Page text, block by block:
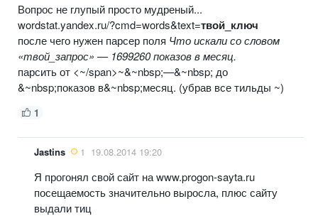
Вопрос не глупый просто мудреный...
wordstat.yandex.ru/?cmd=words&text=твой_ключ
после чего нужен парсер поля Что искали со словом
«твой_запрос» — 1699260 показов в месяц.
парсить от <~/span>~&~nbsp;—&~nbsp; до
&~nbsp;показов в&~nbsp;месяц. (убрав все тильды ~)
1
Jastins 1 19.08.2014 19:20
Я прогонял свой сайт на www.progon-sayta.ru
посещаемость значительно выросла, плюс сайту
выдали тиц